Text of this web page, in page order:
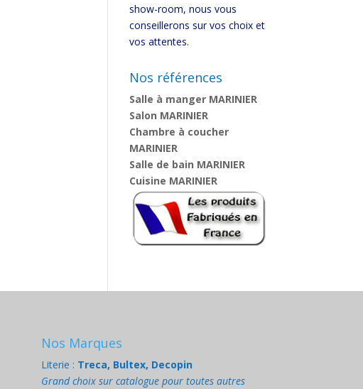
show-room, nous vous
conseillerons sur vos choix et
vos attentes.
Nos références
Salle à manger MARINIER
Salon MARINIER
Chambre à coucher
MARINIER
Salle de bain MARINIER
Cuisine MARINIER
Nos Marques
Literie : Treca, Bultex, Decopin
Grand choix sur catalogue pour toutes autres